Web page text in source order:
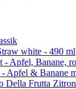
white - 490 ml
- Apfel, Banane,
Apfel & Banane
Della Frutta